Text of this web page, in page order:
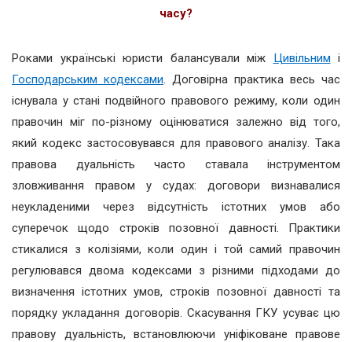
часу?
Роками українські юристи балансували між Цивільним i
Господарським кодексами. Договірна практика весь час
існувала у стані подвійного правового режиму, коли один
правочин міг по-різному оцінюватися залежно від того,
який кодекс застосовувався для правового аналізу. Така
правова дуальність часто ставала інструментом
зловживання правом у судах: договори визнавалися
неукладеними через відсутність істотних умов або
суперечок щодо строків позовної давності. Практики
стикалися з колізіями, коли один і той самий правочин
регулювався двома кодексами з різними підходами до
визначення істотних умов, строків позовної давності та
порядку укладання договорів. Скасування ГКУ усуває цю
правову дуальність, встановлюючи уніфіковане правове